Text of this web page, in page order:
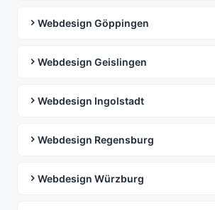
Webdesign Göppingen
Webdesign Geislingen
Webdesign Ingolstadt
Webdesign Regensburg
Webdesign Würzburg